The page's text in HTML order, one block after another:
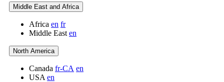
Middle East and Africa
Africa en fr
Middle East en
North America
Canada fr-CA en
USA en